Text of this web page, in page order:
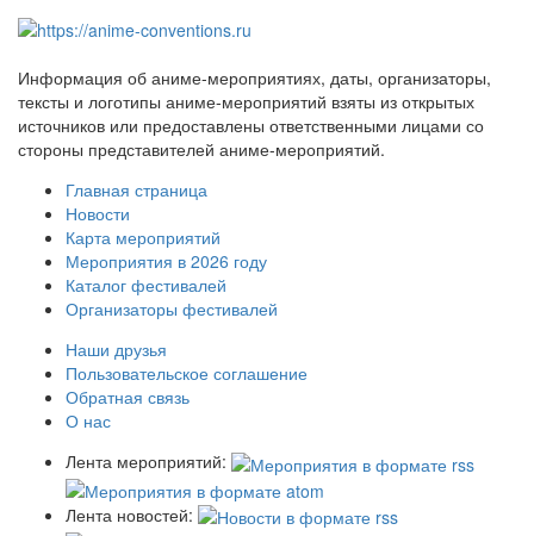
Информация об аниме-мероприятиях, даты, организаторы,
тексты и логотипы аниме-мероприятий взяты из открытых
источников или предоставлены ответственными лицами со
стороны представителей аниме-мероприятий.
Главная страница
Новости
Карта мероприятий
Мероприятия в 2026 году
Каталог фестивалей
Организаторы фестивалей
Наши друзья
Пользовательское соглашение
Обратная связь
О нас
Лента мероприятий:
Лента новостей: